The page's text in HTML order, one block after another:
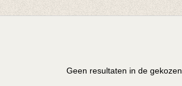
Geen resultaten in de